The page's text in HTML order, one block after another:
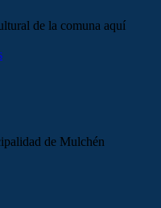
de la comuna aquí
de Mulchén